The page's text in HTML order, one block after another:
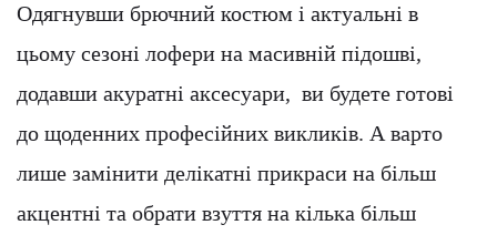
Одягнувши брючний костюм і актуальні в
цьому сезоні лофери на масивній підошві,
додавши акуратні аксесуари, ви будете готові
до щоденних професійних викликів. А варто
лише замінити делікатні прикраси на більш
акцентні та обрати взуття на кілька більш